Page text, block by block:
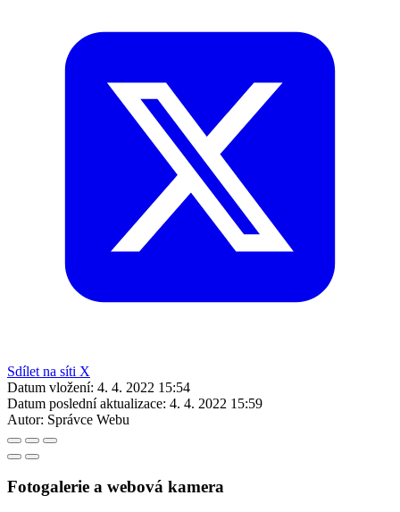
Sdílet na síti X
Datum vložení: 4. 4. 2022 15:54
Datum poslední aktualizace: 4. 4. 2022 15:59
Autor: Správce Webu
Fotogalerie a webová kamera